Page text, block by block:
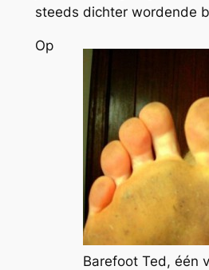
steeds dichter wordende
Barefoot Ted, één
Op